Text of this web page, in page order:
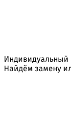
Индивидуальный
Найдём замену